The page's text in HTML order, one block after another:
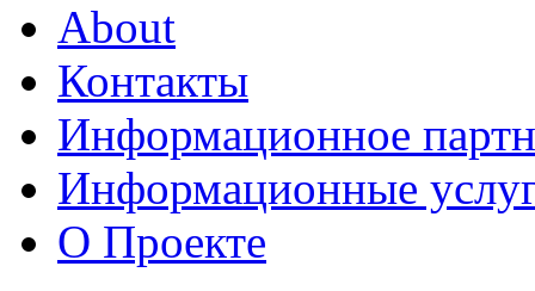
About
Контакты
Информационное
Информационные
О Проекте